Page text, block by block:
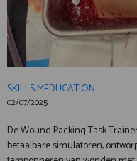
SKILLS MEDUCATION
02/07/2025
De Wound Packing Task
betaalbare simulatoren,